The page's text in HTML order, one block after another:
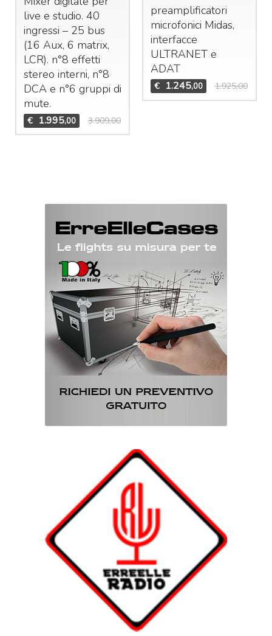
live e studio. 40
ingressi – 25 bus
(16 Aux, 6 matrix,
LCR). n°8 effetti
stereo interni, n°8
DCAe n°6 gruppi di
mute.
€ 1.995,00 3.909,00
preamplificatori
microfonici Midas,
interfacce
ULTRANETe
ADAT
€ 1.245,00 1.925,00